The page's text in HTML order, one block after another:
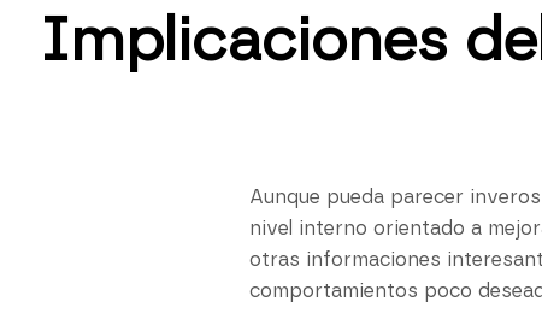
Implicaciones
Aunque pueda parecer
nivel interno orientado a
otras informaciones
comportamientos poco